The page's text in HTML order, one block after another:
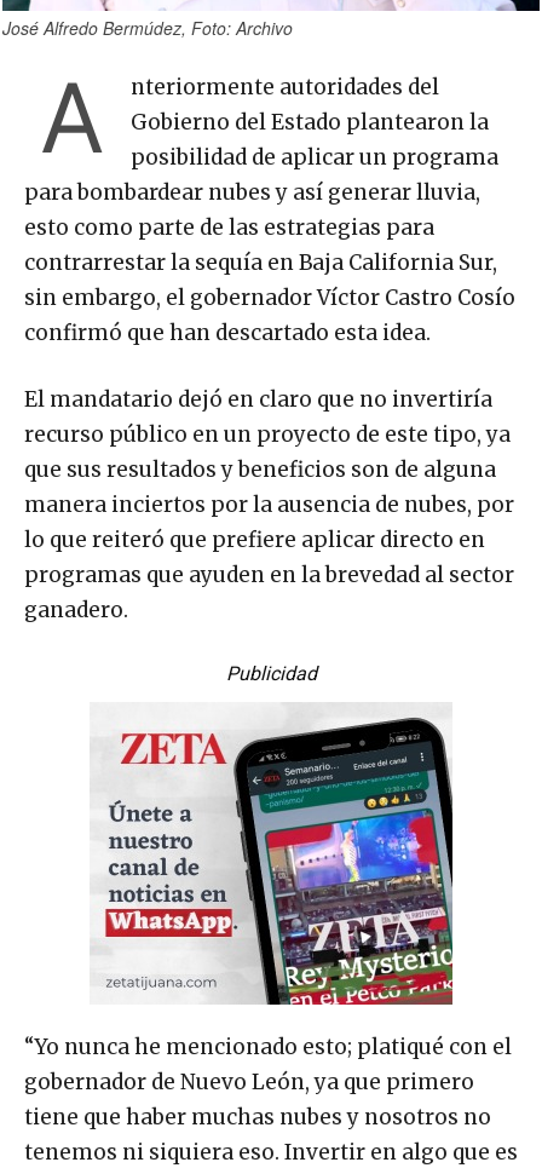
José Alfredo Bermúdez, Foto: Archivo
A
nteriormente autoridades del
Gobierno del Estado plantearon la
posibilidad de aplicar un programa
para bombardear nubes y así generar lluvia,
esto como parte de las estrategias para
contrarrestar la sequía en Baja California Sur,
sin embargo, el gobernador Víctor Castro Cosío
confirmó que han descartado esta idea.
El mandatario dejó en claro que no invertiría
recurso público en un proyecto de este tipo, ya
que sus resultados y beneficios son de alguna
manera inciertos por la ausencia de nubes, por
lo que reiteró que prefiere aplicar directo en
programas que ayuden en la brevedad al sector
ganadero.
Publicidad
“Yo nunca he mencionado esto; platiqué con el
gobernador de Nuevo León, ya que primero
tiene que haber muchas nubes y nosotros no
tenemos ni siquiera eso. Invertir en algo que es